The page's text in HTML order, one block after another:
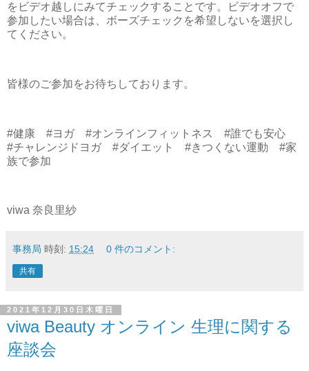
をビデオ越しにみてチェックすることです。ビデオオフで
参加したい場合は、ボーズチェックを希望しないを選択し
てください。
皆様のご参加をお待ちしております。
#健康 #ヨガ #オンラインフィットネス #誰でも安心
#チャレンジドヨガ #ダイエット #きつくない運動 #家
族で参加
viwa 奈良里紗
事務局 時刻: 15:24 0 件のコメント:
共有
2021年12月30日木曜日
viwa Beauty オンライン 生理に関する
座談会